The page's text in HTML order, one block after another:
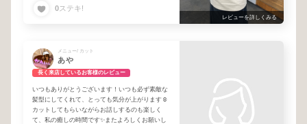
頑張って髪を伸ばしているのですが、今日は少し
ましたが、とっても気に入りました！！
来月もどうぞよろしくお願いします^ ^
0ステキ!
レビューを詳しくみる
メニュー/ カット
あや
長く来店しているお客様のレビュー
いつもありがとうございます！いつも必ず素敵な
髪型にしてくれて、とっても気分が上がります☺️
カットしてもらいながらお話しするのも楽しく
て、私の癒しの時間です✨またよろしくお願いし